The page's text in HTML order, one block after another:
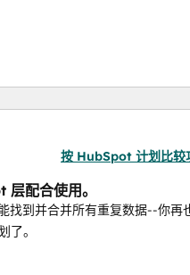
按 HubSpot 计划比较
配合使用。
找到并合并所有重复数据--你再
了。